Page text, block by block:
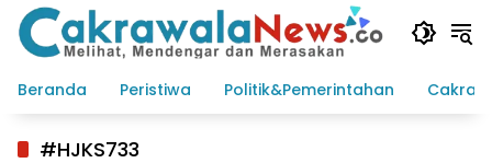
Langsung
konten
Beranda
Peristiwa Politik&Pemerintahan
#HJKS733